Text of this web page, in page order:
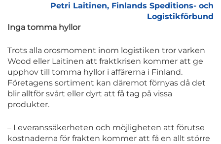
Petri Laitinen, Finlands Speditions- och
Logistikförbund
Inga tomma hyllor
Trots alla orosmoment inom logistiken tror varken
Wood eller Laitinen att fraktkrisen kommer att ge
upphov till tomma hyllor i affärerna i Finland.
Företagens sortiment kan däremot förnyas då det
blir alltför svårt eller dyrt att få tag på vissa
produkter.
– Leveranssäkerheten och möjligheten att förutse
kostnaderna för frakten kommer att få en allt större